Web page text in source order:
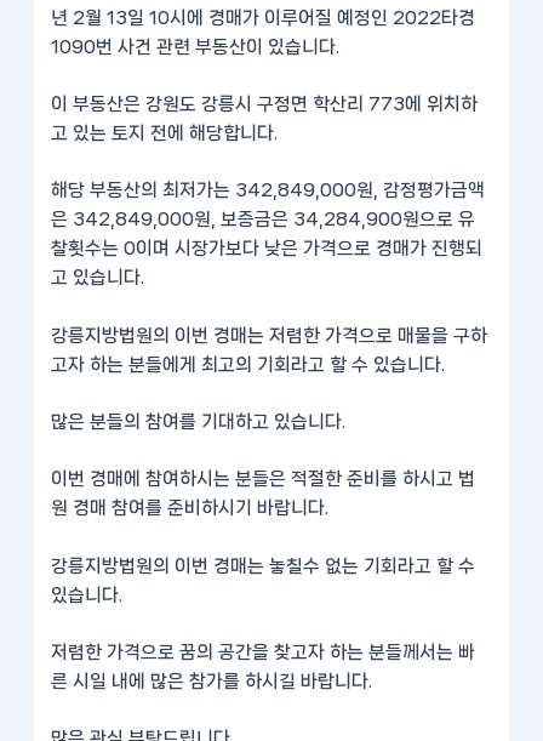
년 2월 13일 10시에 경매가 이루어질 예정인 2022타경
1090번 사건 관련 부동산이 있습니다.
이 부동산은 강원도 강릉시 구정면 학산리 773에 위치하
고 있는 토지 전에 해당합니다.
해당 부동산의 최저가는 342,849,000원, 감정평가금액
은 342,849,000원, 보증금은 34,284,900원으로 유
찰횟수는 0이며 시장가보다 낮은 가격으로 경매가 진행되
고 있습니다.
강릉지방법원의 이번 경매는 저렴한 가격으로 매물을 구하
고자 하는 분들에게 최고의 기회라고 할 수 있습니다.
많은 분들의 참여를 기대하고 있습니다.
이번 경매에 참여하시는 분들은 적절한 준비를 하시고 법
원 경매 참여를 준비하시기 바랍니다.
강릉지방법원의 이번 경매는 놓칠수 없는 기회라고 할 수
있습니다.
저렴한 가격으로 꿈의 공간을 찾고자 하는 분들께서는 빠
른 시일 내에 많은 참가를 하시길 바랍니다.